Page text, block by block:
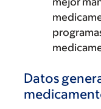
Datos